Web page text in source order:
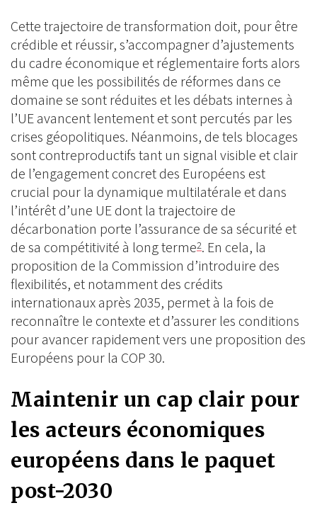
Cette trajectoire de transformation doit, pour être
crédible et réussir, s’accompagner d’ajustements
du cadre économique et réglementaire forts alors
même que les possibilités de réformes dans ce
domaine se sont réduites et les débats internes à
l’UE avancent lentement et sont percutés par les
crises géopolitiques. Néanmoins, de tels blocages
sont contreproductifs tant un signal visible et clair
de l’engagement concret des Européens est
crucial pour la dynamique multilatérale et dans
l’intérêt d’une UE dont la trajectoire de
décarbonation porte l’assurance de sa sécurité et
de sa compétitivité à long terme2. En cela, la
proposition de la Commission d’introduire des
flexibilités, et notamment des crédits
internationaux après 2035, permet à la fois de
reconnaître le contexte et d’assurer les conditions
pour avancer rapidement vers une proposition des
Européens pour la COP 30.
Maintenir un cap clair pour
les acteurs économiques
européens dans le paquet
post-2030